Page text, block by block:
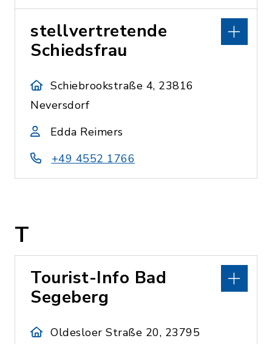
stellvertretende
Schiedsfrau
Schiebrookstraße 4, 23816
Neversdorf
Edda Reimers
+49 4552 1766
T
Tourist-Info Bad
Segeberg
Oldesloer Straße 20, 23795